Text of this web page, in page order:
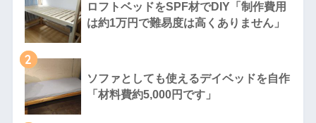
ロフトベッドをSPF材でDIY「制作費用
は約1万円で難易度は高くありません」
2
ソファとしても使えるデイベッドを自作
「材料費約5,000円です」